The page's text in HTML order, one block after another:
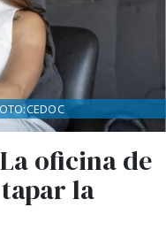
oficina de
la